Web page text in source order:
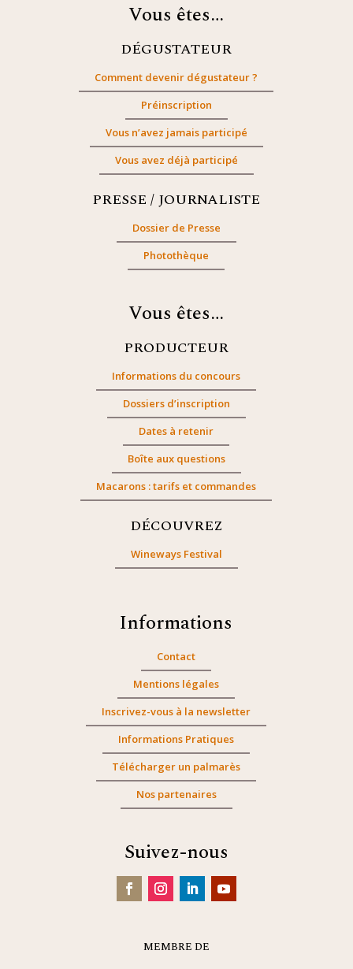
Vous êtes…
DÉGUSTATEUR
Comment devenir dégustateur ?
Préinscription
Vous n’avez jamais participé
Vous avez déjà participé
PRESSE / JOURNALISTE
Dossier de Presse
Photothèque
Vous êtes…
PRODUCTEUR
Informations du concours
Dossiers d’inscription
Dates à retenir
Boîte aux questions
Macarons : tarifs et commandes
DÉCOUVREZ
Wineways Festival
Informations
Contact
Mentions légales
Inscrivez-vous à la newsletter
Informations Pratiques
Télécharger un palmarès
Nos partenaires
Suivez-nous
MEMBRE DE